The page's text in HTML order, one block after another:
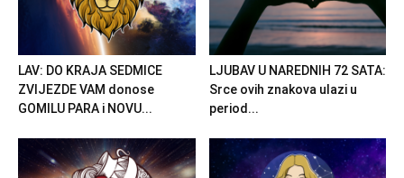
LAV: DO KRAJA SEDMICE
ZVIJEZDE VAM donose
GOMILU PARA i NOVU...
LJUBAV U NAREDNIH 72 SATA:
Srce ovih znakova ulazi u
period...